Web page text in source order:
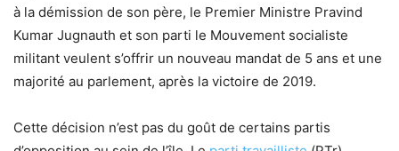
à la démission de son père, le Premier Ministre Pravind
Kumar Jugnauth et son parti le Mouvement socialiste
militant veulent s’offrir un nouveau mandat de 5 ans et une
majorité au parlement, après la victoire de 2019.
Cette décision n’est pas du goût de certains partis